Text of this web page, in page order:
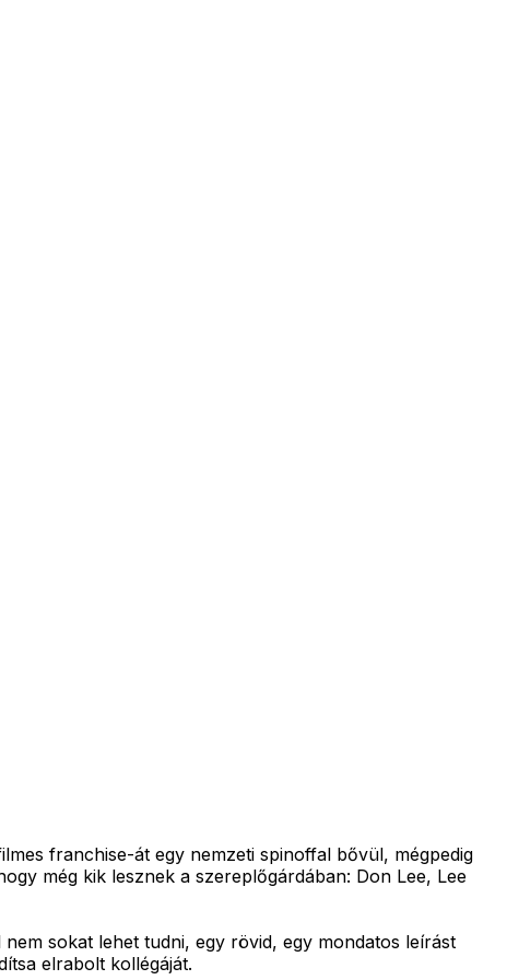
franchise-át egy nemzeti spinoffal bővül, mégpedig
még kik lesznek a szereplőgárdában: Don Lee, Lee
sokat lehet tudni, egy rövid, egy mondatos leírást
elrabolt kollégáját.